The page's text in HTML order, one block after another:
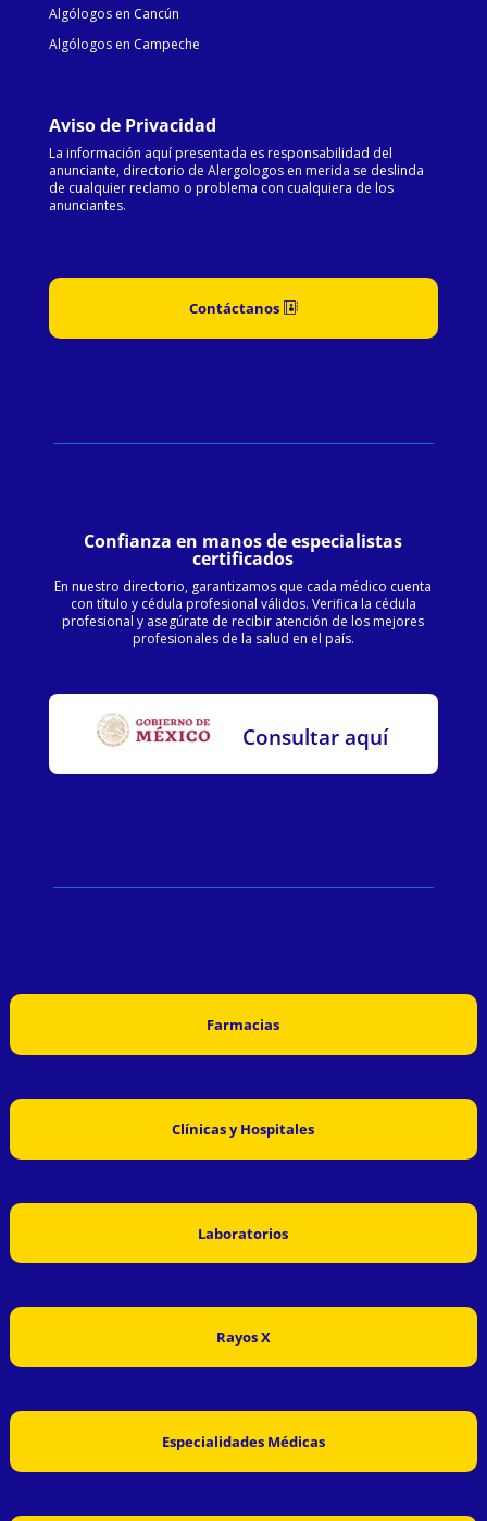
Algólogos en Cancún
Algólogos en Campeche
Aviso de Privacidad
La información aquí presentada es responsabilidad del
anunciante, directorio de Alergologos en merida se deslinda
de cualquier reclamo o problema con cualquiera de los
anunciantes.
Contáctanos
Confianza en manos de especialistas
certificados
En nuestro directorio, garantizamos que cada médico cuenta
con título y cédula profesional válidos. Verifica la cédula
profesional y asegúrate de recibir atención de los mejores
profesionales de la salud en el país.
Consultar aquí
Farmacias
Clínicas y Hospitales
Laboratorios
Rayos X
Especialidades Médicas